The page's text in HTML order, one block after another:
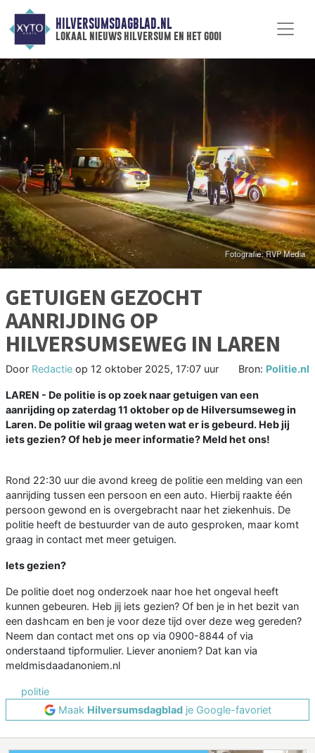
HILVERSUMSDAGBLAD.NL
lokaal nieuws hilversum en het gooi
GETUIGEN GEZOCHT
AANRIJDING OP
HILVERSUMSEWEG IN LAREN
Door Redactie op 12 oktober 2025, 17:07 uur Bron: Politie.nl
LAREN - De politie is op zoek naar getuigen van een
aanrijding op zaterdag 11 oktober op de Hilversumseweg in
Laren. De politie wil graag weten wat er is gebeurd. Heb jij
iets gezien? Of heb je meer informatie? Meld het ons!
Rond 22:30 uur die avond kreeg de politie een melding van een
aanrijding tussen een persoon en een auto. Hierbij raakte één
persoon gewond en is overgebracht naar het ziekenhuis. De
politie heeft de bestuurder van de auto gesproken, maar komt
graag in contact met meer getuigen.
Iets gezien?
De politie doet nog onderzoek naar hoe het ongeval heeft
kunnen gebeuren. Heb jij iets gezien? Of ben je in het bezit van
een dashcam en ben je voor deze tijd over deze weg gereden?
Neem dan contact met ons op via 0900-8844 of via
onderstaand tipformulier. Liever anoniem? Dat kan via
meldmisdaadanoniem.nl
politie
Maak Hilversumsdagbladje Google-favoriet